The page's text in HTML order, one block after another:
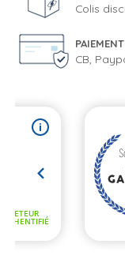
Colis
CB,